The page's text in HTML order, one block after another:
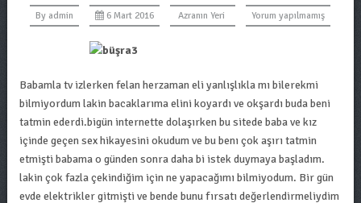
By admin 6 Mart 2016 Azranın Yeri Yorum yapılmamış
Babamla tv izlerken felan herzaman eli yanlışlıkla mı bilerekmi
bilmiyordum lakin bacaklarıma elini koyardı ve okşardı buda beni
tatmin ederdi.bigün internette dolaşırken bu sitede baba ve kız
içinde geçen sex hikayesini okudum ve bu benı çok aşırı tatmin
etmişti babama o günden sonra daha bi istek duymaya başladım.
lakin çok fazla çekindiğim için ne yapacağımı bilmiyodum. Bir gün
evde elektrikler gitmişti ve bende bunu fırsatı değerlendirmeliydim